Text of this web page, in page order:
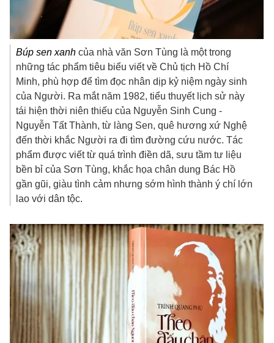
Búp sen xanh của nhà văn Sơn Tùng là một trong
những tác phẩm tiêu biểu viết về Chủ tịch Hồ Chí
Minh, phù hợp để tìm đọc nhân dịp kỷ niệm ngày sinh
của Người. Ra mắt năm 1982, tiểu thuyết lịch sử này
tái hiện thời niên thiếu của Nguyễn Sinh Cung -
Nguyễn Tất Thành, từ làng Sen, quê hương xứ Nghệ
đến thời khắc Người ra đi tìm đường cứu nước. Tác
phẩm được viết từ quá trình điền dã, sưu tầm tư liệu
bền bỉ của Sơn Tùng, khắc họa chân dung Bác Hồ
gần gũi, giàu tình cảm nhưng sớm hình thành ý chí lớn
lao với dân tộc.